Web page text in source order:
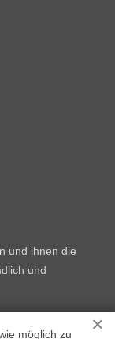
möglich zu
und ihnen die
und